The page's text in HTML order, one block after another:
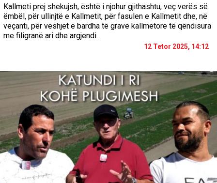
Kallmeti prej shekujsh, është i njohur gjithashtu, veç verës së
ëmbël, për ullinjtë e Kallmetit, për fasulen e Kallmetit dhe, në
veçanti, për veshjet e bardha të grave kallmetore të qëndisura
me filigranë ari dhe argjendi.
12 Tetor 2025, 14:12